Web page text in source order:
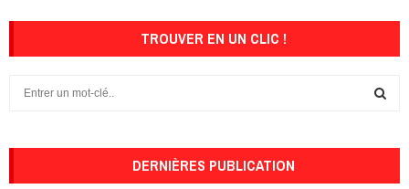
TROUVER EN UN CLIC !
h
DERNIÈRES PUBLICATION